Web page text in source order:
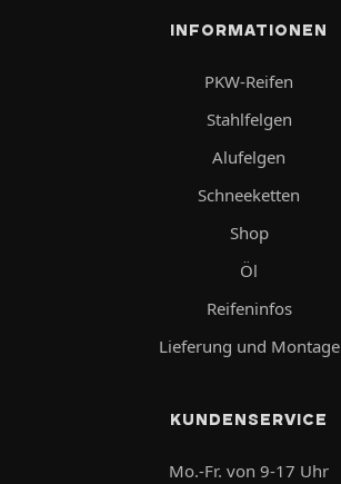
INFORMATIONEN
PKW-Reifen
Stahlfelgen
Alufelgen
Schneeketten
Shop
Öl
Reifeninfos
Lieferung und Montage
KUNDENSERVICE
Mo.-Fr. von 9-17 Uhr